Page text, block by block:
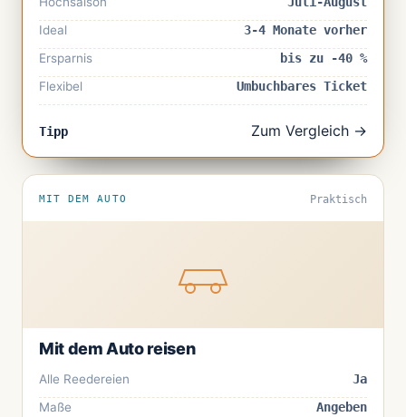
Ideal
3-4 Monate vorher
Ersparnis
bis zu -40 %
Flexibel
Umbuchbares Ticket
Tipp Zum Vergleich →
MIT DEM AUTO Praktisch
Mit dem Auto reisen
Alle Reedereien
Ja
Maße
Angeben